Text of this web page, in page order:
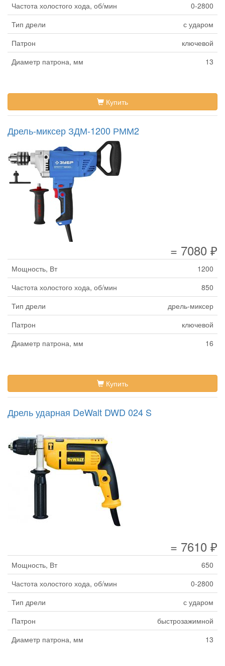
Частота холостого хода, об/мин
0-2800
Тип дрели
с ударом
Патрон
ключевой
Диаметр патрона, мм
13
Купить
Дрель-миксер ЗДМ-1200 РММ2
= 7080 ₽
Мощность, Вт
1200
Частота холостого хода, об/мин
850
Тип дрели
дрель-миксер
Патрон
ключевой
Диаметр патрона, мм
16
Купить
Дрель ударная DeWalt DWD 024 S
= 7610 ₽
Мощность, Вт
650
Частота холостого хода, об/мин
0-2800
Тип дрели
с ударом
Патрон
быстрозажимной
Диаметр патрона, мм
13